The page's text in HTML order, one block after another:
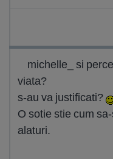
michelle_ si
viata?
s-au va justificati?
O sotie stie cum
alaturi.